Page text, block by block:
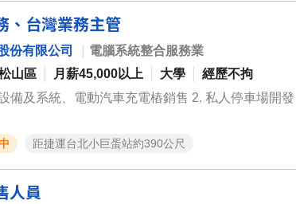
、台灣業務主管
份有限公司
電腦系統整合服務業
山區
月薪45,000以上 大學
經歷不拘
備及系統、電動汽車充電樁銷售 2. 私人停車場開
距捷運台北小巨蛋站約390公尺
人員